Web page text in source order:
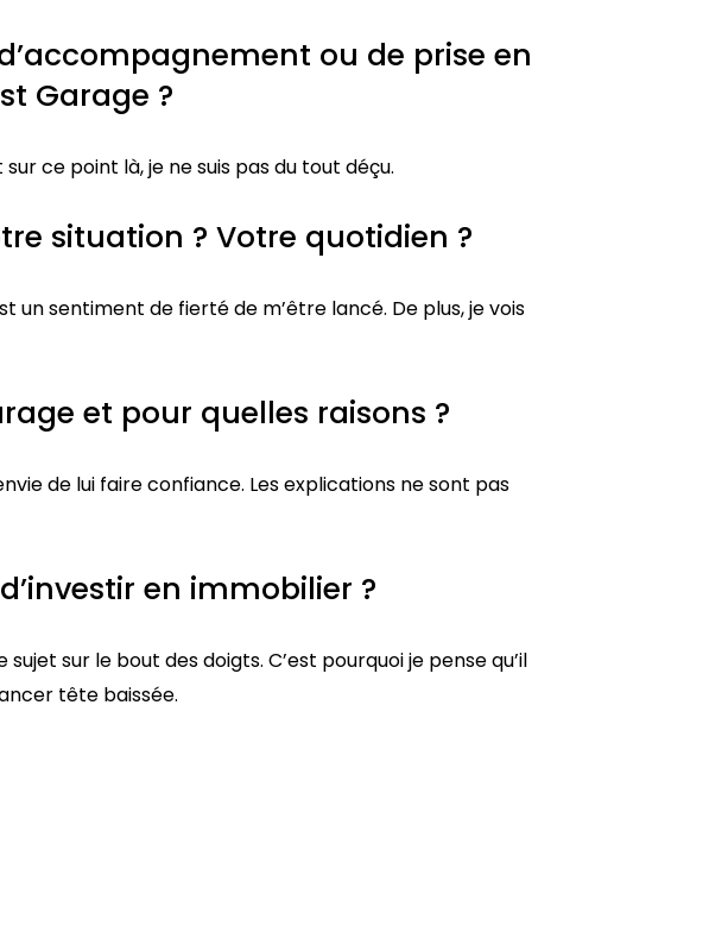
ou de prise en
Garage ?
ce point là, je ne suis pas du tout déçu.
situation ? Votre quotidien ?
un sentiment de fierté de m’être lancé. De plus, je vois
et pour quelles raisons ?
de lui faire confiance. Les explications ne sont pas
en immobilier ?
sur le bout des doigts. C’est pourquoi je pense qu’il
tête baissée.